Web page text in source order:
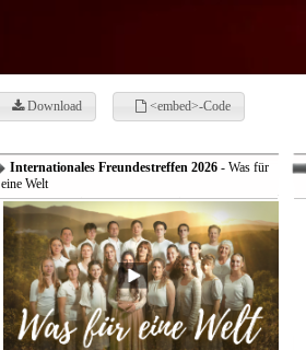
Download <embed>-Code
Internationales Freundestreffen 2026- Was für
eine Welt